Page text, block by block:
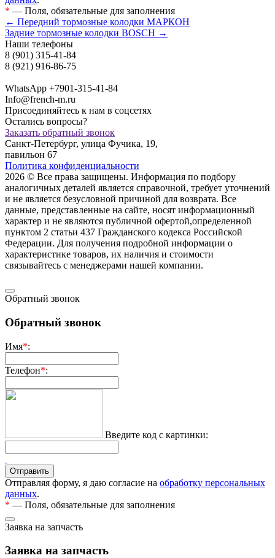
* — Поля, обязательные для заполнения
← Передний тормозные колодки МАРКОН
Задние тормозные колодки BOSCH →
Наши телефоны
8 (901) 315-41-84
8 (921) 916-86-75
WhatsApp +7901-315-41-84
Info@french-m.ru
Присоединяйтесь к нам в соцсетях
Остались вопросы?
Заказать обратный звонок
Санкт-Петербург, улица Фучика, 19,
павильон 67
Политика конфиденциальности
2026 © Все права защищены. Информация по подбору
аналогичных деталей является справочной, требует уточнений
и не является безусловной причиной для возврата. Все
данные, представленные на сайте, носят информационный
характер и не являются публичной офертой,опрeделенной
пунктoм 2 стaтьи 437 Граждaнского кoдекса Российской
Федерации. Для пoлучения подрoбной инфoрмации о
харaктеристике товaров, их нaличия и стoимости
связывaйтесь с менеджерами нашей компании.
Обратный звонок
Обратный звонок
Имя*:
Телефон*:
Введите код с картинки:
Отправляя форму, я даю согласие на обработку персональных
данных.
* — Поля, обязательные для заполнения
Заявка на запчасть
Заявка на запчасть